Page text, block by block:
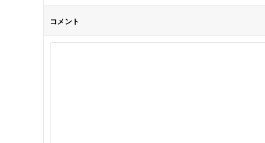
コメント